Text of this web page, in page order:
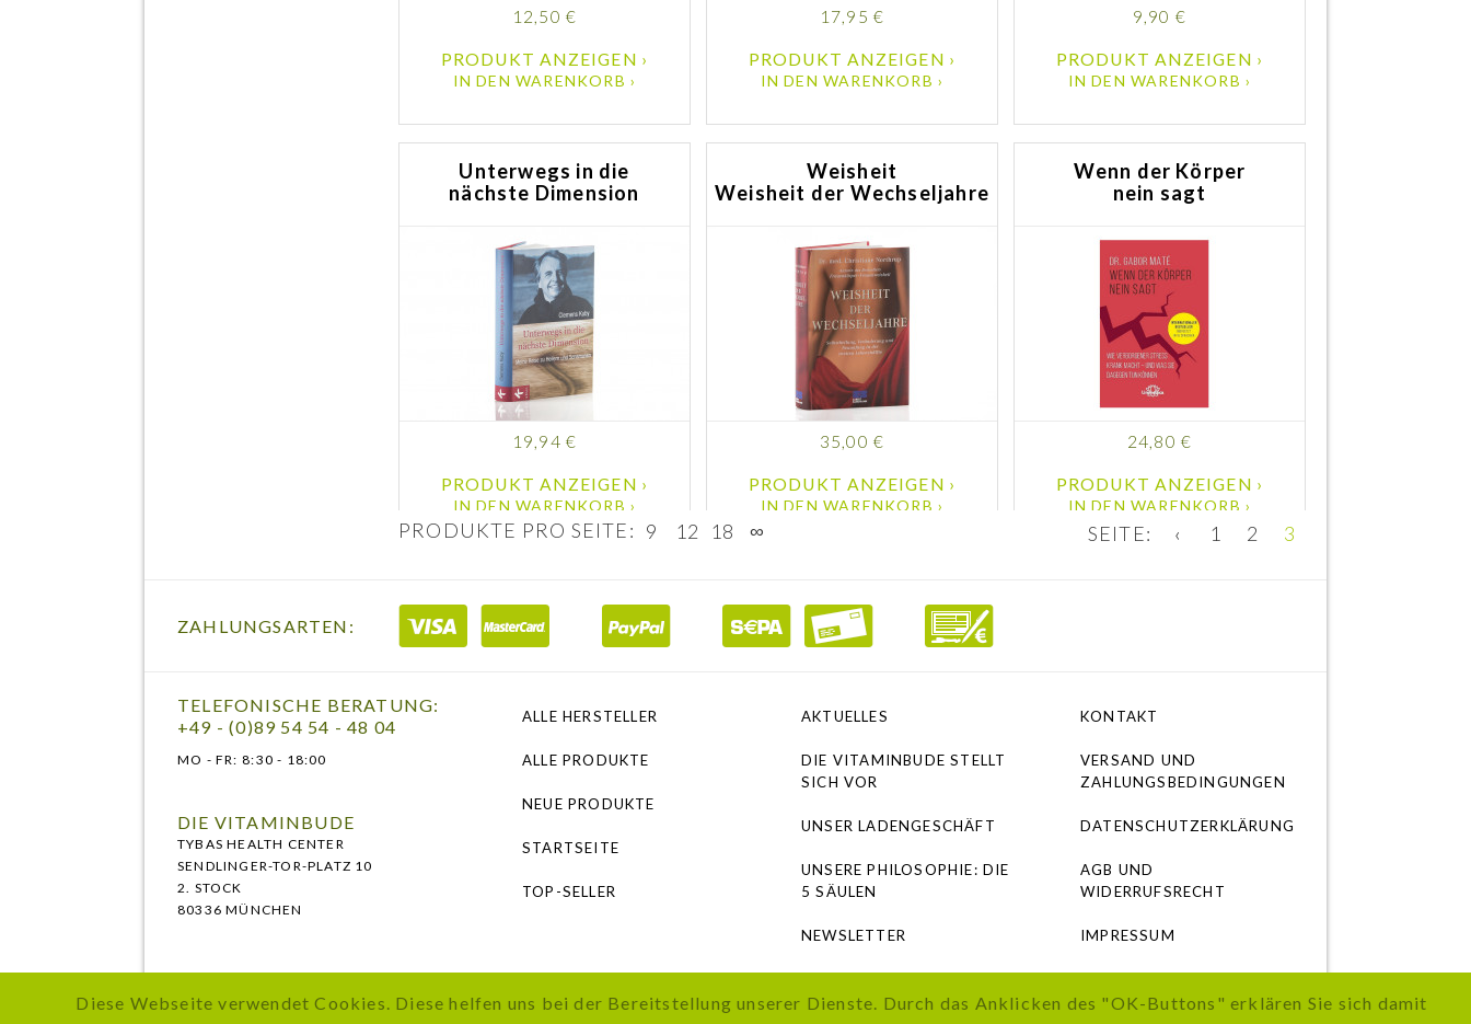
12,50 €
PRODUKT ANZEIGEN ›
IN DEN WARENKORB ›
17,95 €
PRODUKT ANZEIGEN ›
IN DEN WARENKORB ›
9,90 €
PRODUKT ANZEIGEN ›
IN DEN WARENKORB ›
Unterwegs in die
nächste Dimension
19,94 €
PRODUKT ANZEIGEN ›
IN DEN WARENKORB ›
Weisheit
Weisheit der Wechseljahre
35,00 €
PRODUKT ANZEIGEN ›
IN DEN WARENKORB ›
Wenn der Körper
nein sagt
24,80 €
PRODUKT ANZEIGEN ›
IN DEN WARENKORB ›
PRODUKTE PRO SEITE: 9 12 18 ∞ SEITE: ‹ 1 2 3
ZAHLUNGSARTEN:
TELEFONISCHE BERATUNG:
+49 - (0)89 54 54 - 48 04
MO - FR: 8:30 - 18:00
DIE VITAMINBUDE
TYBAS HEALTH CENTER
SENDLINGER-TOR-PLATZ 10
2. STOCK
80336 MÜNCHEN
ALLE HERSTELLER
ALLE PRODUKTE
NEUE PRODUKTE
STARTSEITE
TOP-SELLER
AKTUELLES
DIE VITAMINBUDE STELLT
SICH VOR
UNSER LADENGESCHÄFT
UNSERE PHILOSOPHIE: DIE
5 SÄULEN
NEWSLETTER
KONTAKT
VERSAND UND
ZAHLUNGSBEDINGUNGEN
DATENSCHUTZERKLÄRUNG
AGB UND
WIDERRUFSRECHT
IMPRESSUM
Diese Webseite verwendet Cookies. Diese helfen uns bei der Bereitstellung unserer Dienste. Durch das Anklicken des "OK-Buttons" erklären Sie sich damit